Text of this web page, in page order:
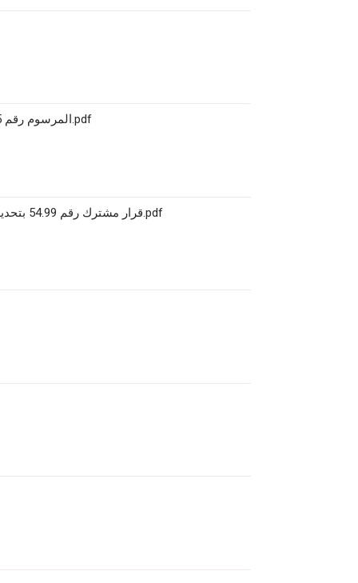
المرسوم رقم 2.98.525 بإحداث أجرة عن الخدمات المقدمة من قبل المدرسة.pdf
قرار مشترك رقم 54.99 بتحديد اسعار الاجرة عن الخدمات المقدمة مدرسة علوم المعلومات.pdf